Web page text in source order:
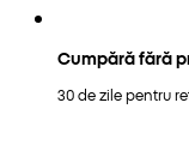
Cumpără fără
30 de zile pentru